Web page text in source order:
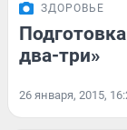
ЗДОРОВЬЕ
два-три»
26 января, 2015,